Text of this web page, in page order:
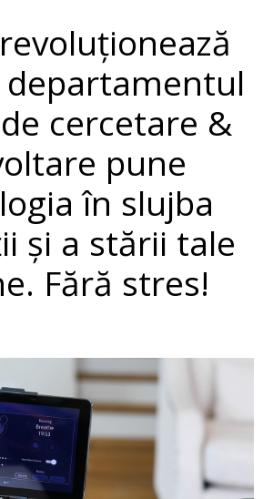
departamentul
cercetare &
pune
în slujba
și a stării tale
Fără stres!